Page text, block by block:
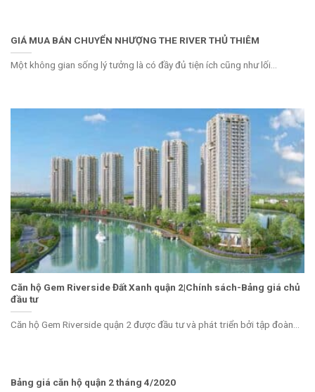
GIÁ MUA BÁN CHUYỂN NHƯỢNG THE RIVER THỦ THIÊM
Một không gian sống lý tưởng là có đầy đủ tiện ích cũng như lối...
Căn hộ Gem Riverside Đất Xanh quận 2|Chính sách-Bảng giá chủ
đầu tư
Căn hộ Gem Riverside quận 2 được đầu tư và phát triển bởi tập đoàn...
Bảng giá căn hộ quận 2 tháng 4/2020